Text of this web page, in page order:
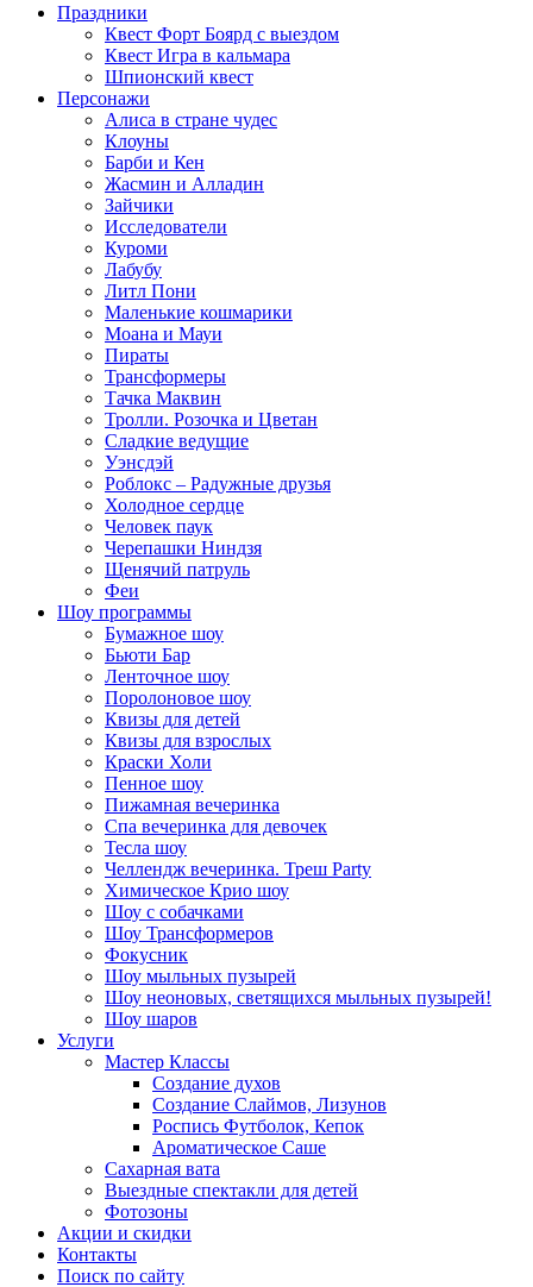
Праздники
Квест Форт Боярд с выездом
Квест Игра в кальмара
Шпионский квест
Персонажи
Алиса в стране чудес
Клоуны
Барби и Кен
Жасмин и Алладин
Зайчики
Исследователи
Куроми
Лабубу
Литл Пони
Маленькие кошмарики
Моана и Мауи
Пираты
Трансформеры
Тачка Маквин
Тролли. Розочка и Цветан
Сладкие ведущие
Уэнсдэй
Роблокс – Радужные друзья
Холодное сердце
Человек паук
Черепашки Ниндзя
Щенячий патруль
Феи
Шоу программы
Бумажное шоу
Бьюти Бар
Ленточное шоу
Поролоновое шоу
Квизы для детей
Квизы для взрослых
Краски Холи
Пенное шоу
Пижамная вечеринка
Спа вечеринка для девочек
Тесла шоу
Челлендж вечеринка. Треш Party
Химическое Крио шоу
Шоу с собачками
Шоу Трансформеров
Фокусник
Шоу мыльных пузырей
Шоу неоновых, светящихся мыльных пузырей!
Шоу шаров
Услуги
Мастер Классы
Создание духов
Создание Слаймов, Лизунов
Роспись Футболок, Кепок
Ароматическое Саше
Сахарная вата
Выездные спектакли для детей
Фотозоны
Акции и скидки
Контакты
Поиск по сайту